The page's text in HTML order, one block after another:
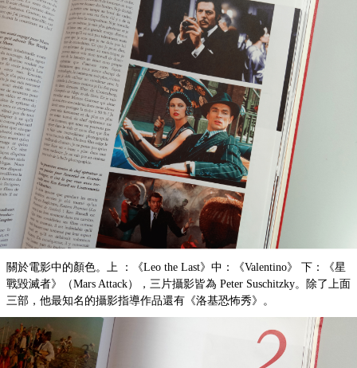
關於電影中的顏色。上 ：《Leo the Last》中：《Valentino》 下：《星
戰毀滅者》（Mars Attack），三片攝影皆為 Peter Suschitzky。除了上面
三部，他最知名的攝影指導作品還有《洛基恐怖秀》。